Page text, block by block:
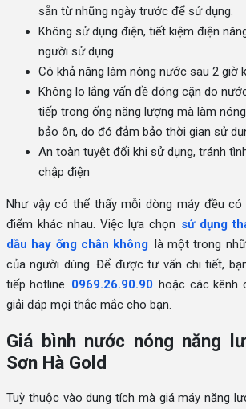
sẵn từ những ngày trước để sử dụng.
Không sử dụng điện, tiết kiệm điện
người sử dụng.
Có khả năng làm nóng nước sau 2 giờ
Không lo lắng vấn đề đóng cặn do
tiếp trong ống năng lượng mà làm
bảo ôn, do đó đảm bảo thời gian sử
An toàn tuyệt đối khi sử dụng, tránh
chập điện
Như vậy có thể thấy mỗi dòng máy đều
điểm khác nhau. Việc lựa chọn sử dụng
dầu hay ống chân không là một trong
của người dùng. Để được tư vấn chi tiết,
tiếp hotline 0969.26.90.90 hoặc các kênh
giải đáp mọi thắc mắc cho bạn.
Giá bình nước nóng năng
Sơn Hà Gold
Tuỳ thuộc vào dung tích mà giá máy năng